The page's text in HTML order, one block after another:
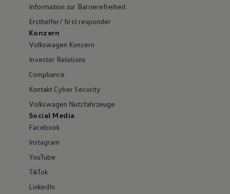
Information zur Barrierefreiheit
Ersthelfer/ first responder
Konzern
Volkswagen Konzern
Investor Relations
Compliance
Kontakt Cyber Security
Volkswagen Nutzfahrzeuge
Social Media
Facebook
Instagram
YouTube
TikTok
LinkedIn